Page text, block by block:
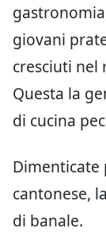
giovani
cresciuti nel
Questa la
di cucina
Dimenticate
cantonese,
di banale.